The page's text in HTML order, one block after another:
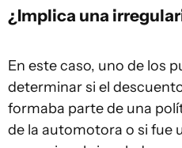
¿Implica una
En este caso, uno de los
determinar si el
formaba parte de una
de la automotora o si fue